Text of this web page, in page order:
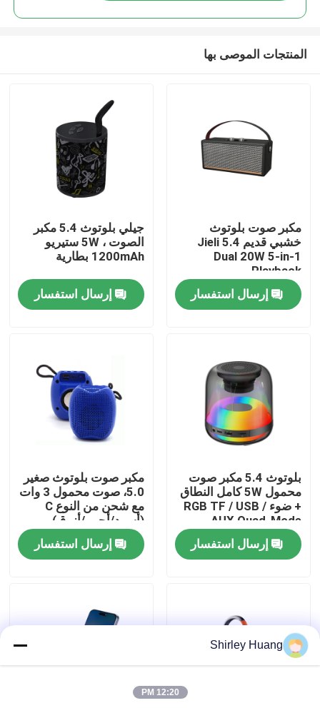
المنزل
حولنا
جولة في المصنع
مراقبة الجودة
اتصل بنا
اطلب اقتباس
لوحة مفاتيح وماوس كمبيوتر سلكي
المنتجات الموصى بها
مكبر صوت بلوتوث
خشبي قديم Jieli 5.4
Dual 20W 5-in-1
Playback
إرسال استفسار
جيلي بلوتوث 5.4 مكبر
الصوت ، 5W ستيريو
1200mAh بطارية
إرسال استفسار
بلوتوث 5.4 مكبر صوت
محمول 5W كامل النطاق
+ ضوء RGB TF / USB /
AUX Quad-Mode
إرسال استفسار
مكبر صوت بلوتوث صغير
5.0، صوت محمول 3 وات
مع شحن من النوع C
(أسود/أحمر/أزرق)
إرسال استفسار
Shirley Huang
12:20 PM